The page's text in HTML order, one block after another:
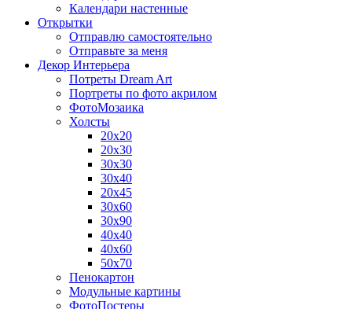
Календари настенные
Открытки
Отправлю самостоятельно
Отправьте за меня
Декор Интерьера
Потреты Dream Art
Портреты по фото акрилом
ФотоМозаика
Холсты
20х20
20х30
30х30
30х40
20х45
30х60
30х90
40х40
40х60
50х70
Пенокартон
Модульные картины
ФотоПостеры